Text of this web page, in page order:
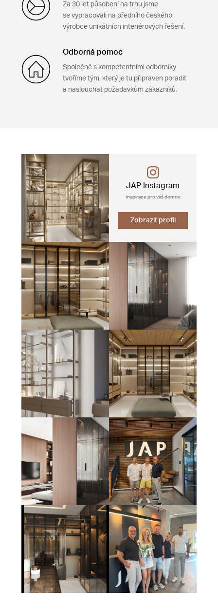
Za 30 let působení na trhu jsme
se vypracovali na předního českého
výrobce unikátních interiérových řešení.
Odborná pomoc
Společně s kompetentními odborníky
tvoříme tým, který je tu připraven poradit
a naslouchat požadavkům zákazníků.
JAP Instagram
Inspirace pro váš domov.
Zobrazit profil